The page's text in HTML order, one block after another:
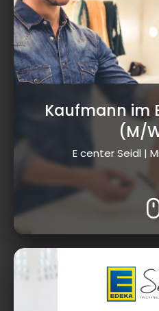
Kaufmann im
(M/
E center Seidl |